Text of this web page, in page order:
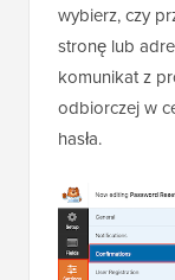
wybierz, czy
stronę lub
komunikat z
odbiorczej w
hasła.